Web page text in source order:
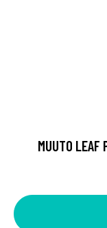
MUUTO LEAF